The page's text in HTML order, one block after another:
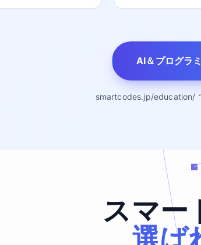
AI＆プログラ
smartcodes.jp/education/
スマー